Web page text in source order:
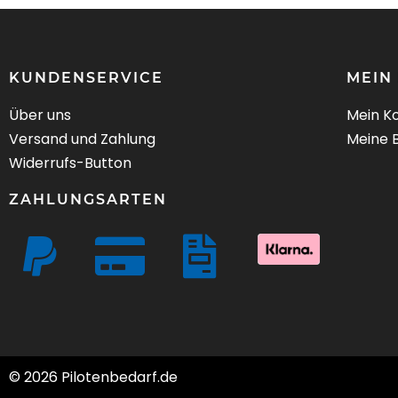
KUNDENSERVICE
Über uns
Versand und Zahlung
Widerrufs-Button
ZAHLUNGSARTEN
MEIN
Mein
Meine
© 2026 Pilotenbedarf.de